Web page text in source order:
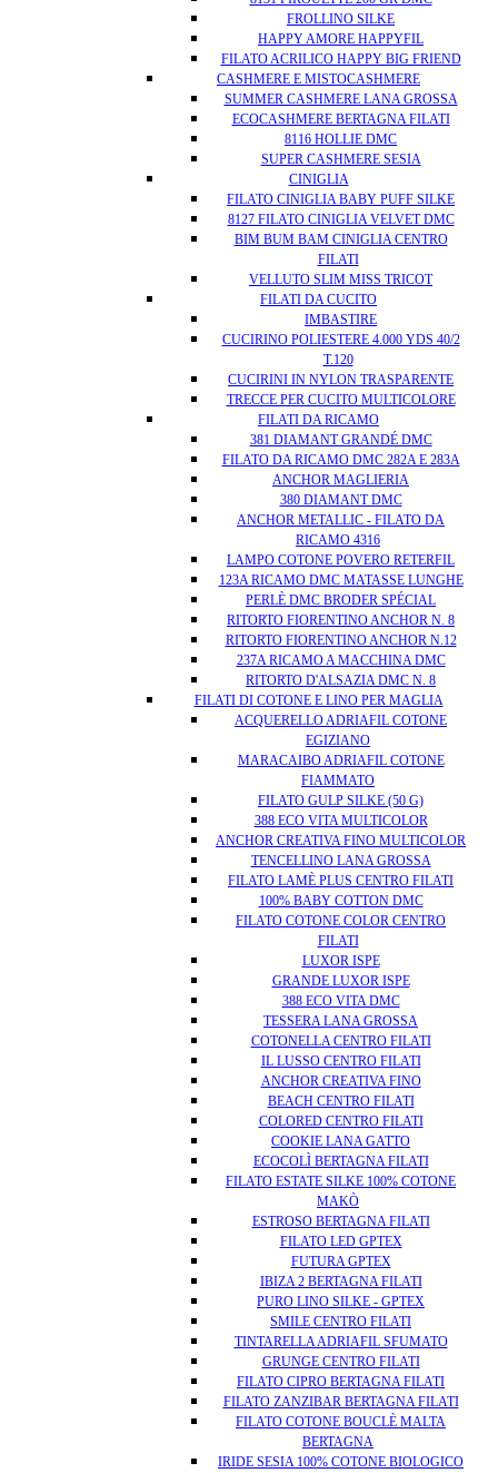
FROLLINO SILKE
HAPPY AMORE HAPPYFIL
FILATO ACRILICO HAPPY BIG FRIEND
CASHMERE E MISTOCASHMERE
SUMMER CASHMERE LANA GROSSA
ECOCASHMERE BERTAGNA FILATI
8116 HOLLIE DMC
SUPER CASHMERE SESIA
CINIGLIA
FILATO CINIGLIA BABY PUFF SILKE
8127 FILATO CINIGLIA VELVET DMC
BIM BUM BAM CINIGLIA CENTRO
FILATI
VELLUTO SLIM MISS TRICOT
FILATI DA CUCITO
IMBASTIRE
CUCIRINO POLIESTERE 4.000 YDS 40/2
T.120
CUCIRINI IN NYLON TRASPARENTE
TRECCE PER CUCITO MULTICOLORE
FILATI DA RICAMO
381 DIAMANT GRANDÉ DMC
FILATO DA RICAMO DMC 282A E 283A
ANCHOR MAGLIERIA
380 DIAMANT DMC
ANCHOR METALLIC - FILATO DA
RICAMO 4316
LAMPO COTONE POVERO RETERFIL
123A RICAMO DMC MATASSE LUNGHE
PERLÈ DMC BRODER SPÉCIAL
RITORTO FIORENTINO ANCHOR N. 8
RITORTO FIORENTINO ANCHOR N.12
237A RICAMO A MACCHINA DMC
RITORTO D'ALSAZIA DMC N. 8
FILATI DI COTONE E LINO PER MAGLIA
ACQUERELLO ADRIAFIL COTONE
EGIZIANO
MARACAIBO ADRIAFIL COTONE
FIAMMATO
FILATO GULP SILKE (50 G)
388 ECO VITA MULTICOLOR
ANCHOR CREATIVA FINO MULTICOLOR
TENCELLINO LANA GROSSA
FILATO LAMÈ PLUS CENTRO FILATI
100% BABY COTTON DMC
FILATO COTONE COLOR CENTRO
FILATI
LUXOR ISPE
GRANDE LUXOR ISPE
388 ECO VITA DMC
TESSERA LANA GROSSA
COTONELLA CENTRO FILATI
IL LUSSO CENTRO FILATI
ANCHOR CREATIVA FINO
BEACH CENTRO FILATI
COLORED CENTRO FILATI
COOKIE LANA GATTO
ECOCOLÌ BERTAGNA FILATI
FILATO ESTATE SILKE 100% COTONE
MAKÒ
ESTROSO BERTAGNA FILATI
FILATO LED GPTEX
FUTURA GPTEX
IBIZA 2 BERTAGNA FILATI
PURO LINO SILKE - GPTEX
SMILE CENTRO FILATI
TINTARELLA ADRIAFIL SFUMATO
GRUNGE CENTRO FILATI
FILATO CIPRO BERTAGNA FILATI
FILATO ZANZIBAR BERTAGNA FILATI
FILATO COTONE BOUCLÈ MALTA
BERTAGNA
IRIDE SESIA 100% COTONE BIOLOGICO